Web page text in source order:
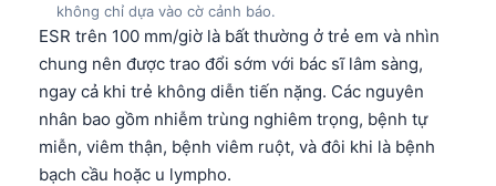
không chỉ dựa vào cờ cảnh báo.
ESR trên 100 mm/giờ là bất thường ở trẻ em và nhìn
chung nên được trao đổi sớm với bác sĩ lâm sàng,
ngay cả khi trẻ không diễn tiến nặng. Các nguyên
nhân bao gồm nhiễm trùng nghiêm trọng, bệnh tự
miễn, viêm thận, bệnh viêm ruột, và đôi khi là bệnh
bạch cầu hoặc u lympho.
Español
Português
Ελληνικά
Türkçe
Română